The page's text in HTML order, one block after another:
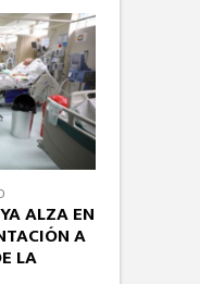
ALZA EN
A
LA